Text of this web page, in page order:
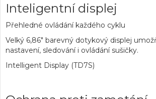
Inteligentní displej
Přehledné ovládání každého cyklu
Velký 6,86" barevný dotykový displej
nastavení, sledování i ovládání sušičky.
Intelligent Display (TD7S)